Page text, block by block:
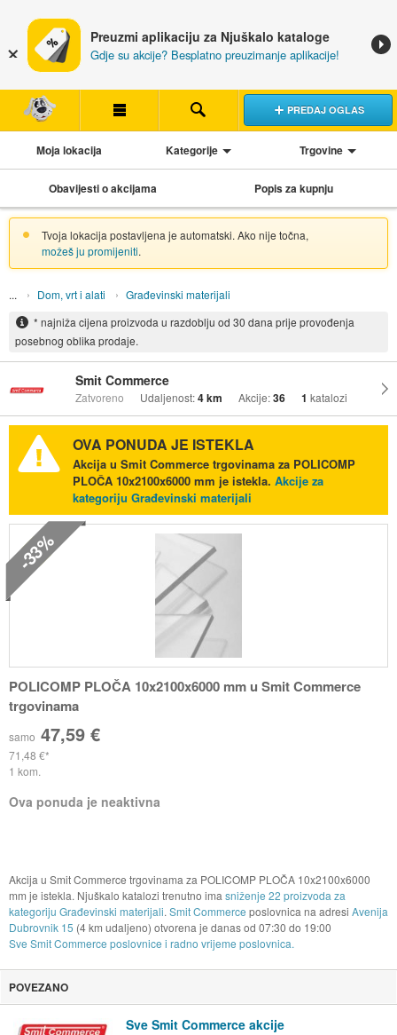
Preuzmi aplikaciju za Njuškalo kataloge
Gdje su akcije? Besplatno preuzimanje aplikacije!
PREDAJ OGLAS
Moja lokacija Kategorije Trgovine
Obavijesti o akcijama Popis za kupnju
Tvoja lokacija postavljena je automatski. Ako nije točna,
možeš ju promijeniti.
Dom, vrt i alati
Građevinski materijali
* najniža cijena proizvoda u razdoblju od 30 dana prije provođenja
posebnog oblika prodaje.
Smit Commerce
Zatvoreno Udaljenost:4 km Akcije:36 1 katalozi
OVA PONUDA JE ISTEKLA
Akcija u Smit Commerce trgovinama za POLICOMP
PLOČA 10x2100x6000 mm je istekla. Akcije za
kategoriju Građevinski materijali
-33%
POLICOMP PLOČA 10x2100x6000 mm u Smit Commerce
trgovinama
samo 47,59 €
71,48 €
1 kom.
Ova ponuda je neaktivna
Akcija u Smit Commerce trgovinama za POLICOMP PLOČA 10x2100x6000
mm je istekla. Njuškalo katalozi trenutno ima sniženje 22 proizvoda za
kategoriju Građevinski materijali. Smit Commerce poslovnica na adresi Avenija
Dubrovnik 15 (4 km udaljeno) otvorena je danas od 07:30 do 19:00
Sve Smit Commerce poslovnice i radno vrijeme poslovnica.
POVEZANO
Sve Smit Commerce akcije